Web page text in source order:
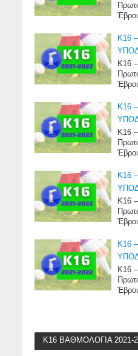
K16
Κ16
K16
Κ16
K16
Κ16
K16
Κ16
Κ16 ΒΑΘΜΟΛΟΓΙΑ 2021-